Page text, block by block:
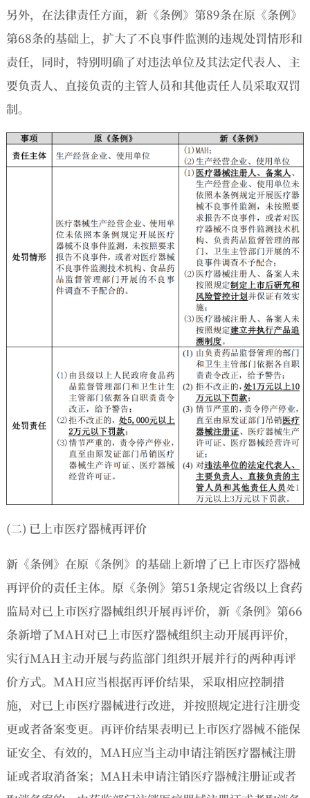
另外，在法律责任方面，新《条例》第89条在原《条例》
第68条的基础上，扩大了不良事件监测的违规处罚情形和
责任，同时，特别明确了对违法单位及其法定代表人、主
要负责人、直接负责的主管人员和其他责任人员采取双罚
制。
(二) 已上市医疗器械再评价
新《条例》在原《条例》的基础上新增了已上市医疗器械
再评价的责任主体。原《条例》第51条规定省级以上食药
监局对已上市医疗器械组织开展再评价，新《条例》第66
条新增了MAH对已上市医疗器械组织主动开展再评价，
实行MAH主动开展与药监部门组织开展并行的两种再评
价方式。MAH应当根据再评价结果，采取相应控制措
施，对已上市医疗器械进行改进，并按照规定进行注册变
更或者备案变更。再评价结果表明已上市医疗器械不能保
证安全、有效的，MAH应当主动申请注销医疗器械注册
证或者取消备案；MAH未申请注销医疗器械注册证或者